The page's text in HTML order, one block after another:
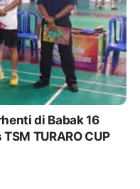
di Babak 16
TURARO CUP